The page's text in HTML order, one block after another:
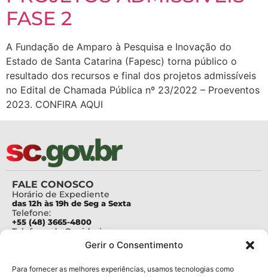
Gerir o Consentimento
Para fornecer as melhores experiências, usamos tecnologias como
FASE 2
A Fundação de Amparo à Pesquisa e Inovação do
Estado de Santa Catarina (Fapesc) torna público o
resultado dos recursos e final dos projetos admissíveis
no Edital de Chamada Pública nº 23/2022 – Proeventos
2023. CONFIRA AQUI
FALE CONOSCO
Horário de Expediente
das 12h às 19h de Seg a Sexta
Telefone:
+55 (48) 3665-4800
Telefone da Ouvidoria
Para assuntos relacionados à Pesquisa